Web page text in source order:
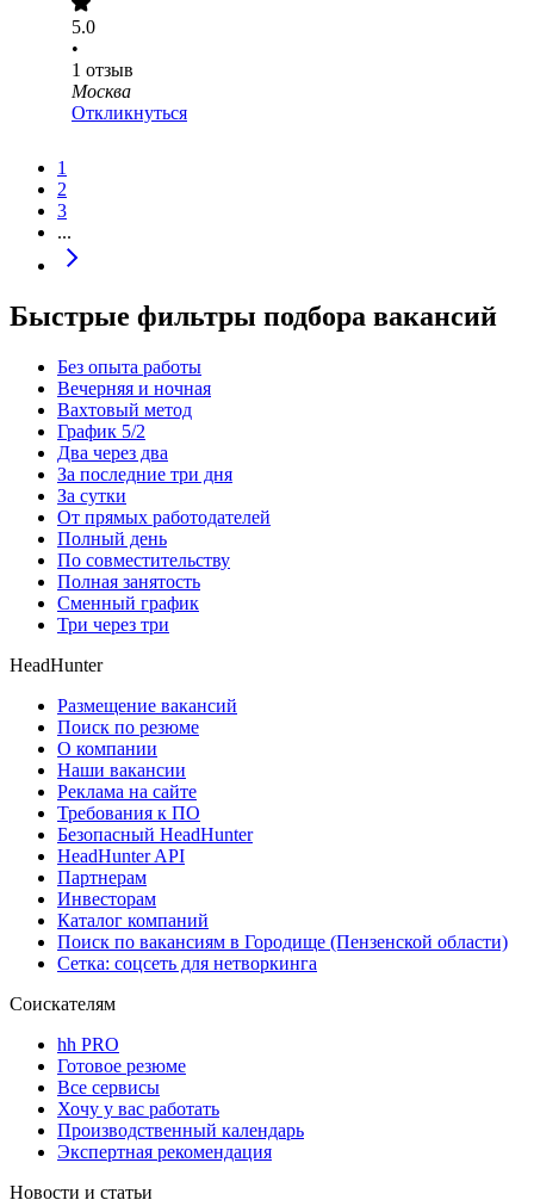
5.0
•
1 отзыв
Москва
Откликнуться
1
2
3
...
Быстрые фильтры подбора вакансий
Без опыта работы
Вечерняя и ночная
Вахтовый метод
График 5/2
Два через два
За последние три дня
За сутки
От прямых работодателей
Полный день
По совместительству
Полная занятость
Сменный график
Три через три
HeadHunter
Размещение вакансий
Поиск по резюме
О компании
Наши вакансии
Реклама на сайте
Требования к ПО
Безопасный HeadHunter
HeadHunter API
Партнерам
Инвесторам
Каталог компаний
Поиск по вакансиям в Городище (Пензенской области)
Сетка: соцсеть для нетворкинга
Соискателям
hh PRO
Готовое резюме
Все сервисы
Хочу у вас работать
Производственный календарь
Экспертная рекомендация
Новости и статьи